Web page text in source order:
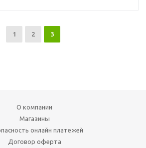
1 2 3
О компании
Магазины
онлайн платежей
Договор оферта